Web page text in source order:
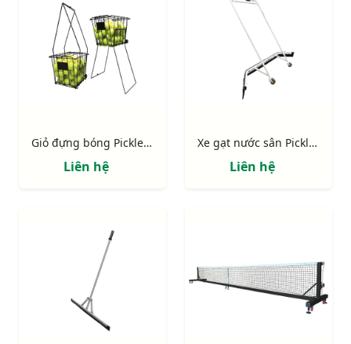
Giỏ đựng bóng Pickleball
Liên hệ
Xe gạt nước sân Pickleball
Liên hệ